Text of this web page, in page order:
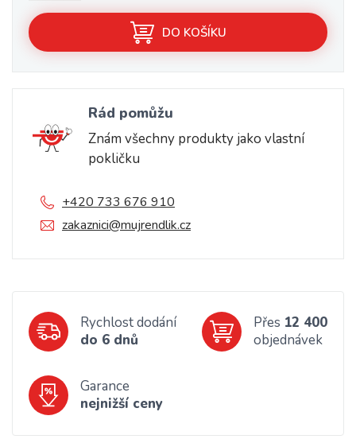
DO KOŠÍKU
Rád pomůžu
Znám všechny produkty jako vlastní
pokličku
+420 733 676 910
zakaznici@mujrendlik.cz
Rychlost dodání
do 6 dnů
Přes 12 400
objednávek
Garance
nejnižší ceny